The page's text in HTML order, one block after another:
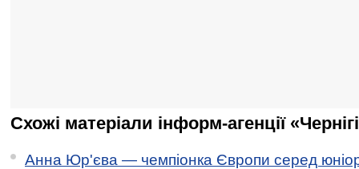
Схожі матеріали інформ-агенції
Анна Юр'єва — чемпіонка Європи серед